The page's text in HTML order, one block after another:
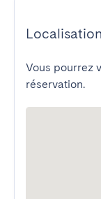
Localisation
Vous pourrez
réservation.